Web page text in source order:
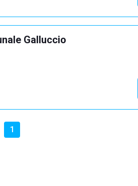
Galluccio
1